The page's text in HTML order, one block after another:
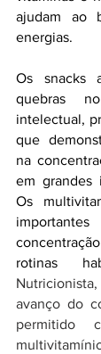
ajudam ao
energias.
Os snacks
quebras
intelectual,
que
na
em grandes
Os
rotinas
avanço do
permitido